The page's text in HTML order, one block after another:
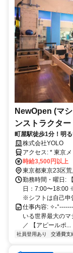
NewOpen (マ
ンストラクター
町屋駅徒歩1分！明
株式会社YOLO
アクセス: * 東京メトロ千代田線 町屋駅 徒歩1分 * 京成本線 町屋
駅 徒歩1分
時給3,500円以上
東京都東京23区荒
勤務時間・曜日:
日：7:00〜18:00
※シフトは自己申
仕事内容:
いる世界最大の
／ 【アピールポ...
社員登用あり 交通費支